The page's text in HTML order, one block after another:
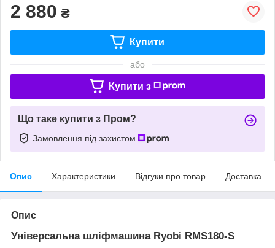
2 880 ₴
Купити
або
Купити з
Що таке купити з Пром?
Замовлення під захистом
Опис Характеристики Відгуки про товар Доставка
Опис
Універсальна шліфмашина Ryobi RMS180-S